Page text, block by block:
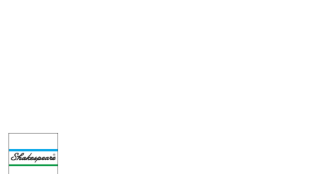
NAZWA
PRODUCENTA:
SHAKESPEARE
-